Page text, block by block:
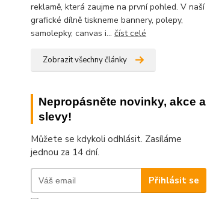
reklamě, která zaujme na první pohled. V naší
grafické dílně tiskneme bannery, polepy,
samolepky, canvas i...číst celé
Zobrazit všechny články
Nepropásněte novinky, akce a
slevy!
Můžete se kdykoli odhlásit. Zasíláme
jednou za 14 dní.
Přihlásit se